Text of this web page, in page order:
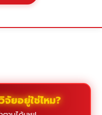
จัยอยู่ใช่ไหม?